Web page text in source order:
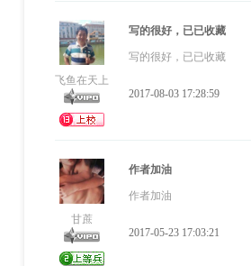
飞鱼在天上
写的很好，已已收藏
写的很好，已已收藏
2017-08-03 17:28:59
甘蔗
作者加油
作者加油
2017-05-23 17:03:21